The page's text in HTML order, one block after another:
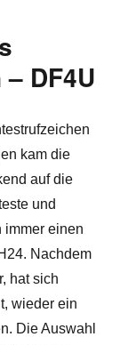
DF4U
kam die
auf die
und
immer einen
Nachdem
hat sich
wieder ein
Die Auswahl